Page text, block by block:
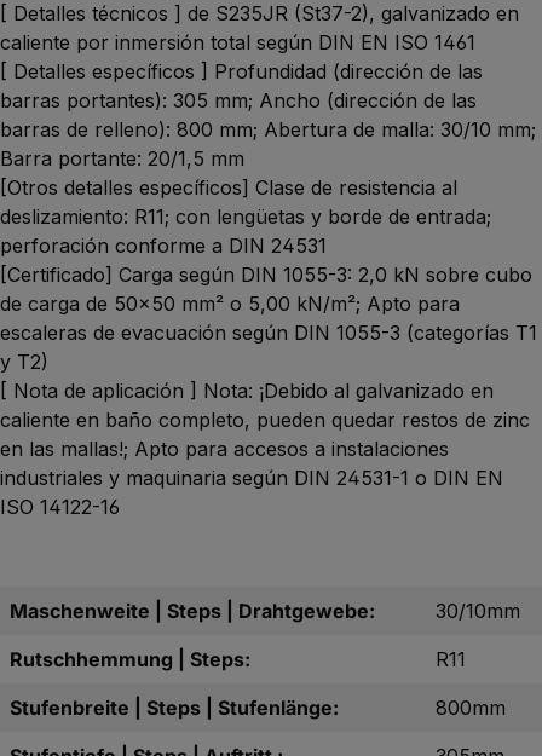
[ Detalles técnicos ] de S235JR (St37-2), galvanizado en
caliente por inmersión total según DIN EN ISO 1461
[ Detalles específicos ] Profundidad (dirección de las
barras portantes): 305 mm; Ancho (dirección de las
barras de relleno): 800 mm; Abertura de malla: 30/10 mm;
Barra portante: 20/1,5 mm
[Otros detalles específicos] Clase de resistencia al
deslizamiento: R11; con lengüetas y borde de entrada;
perforación conforme a DIN 24531
[Certificado] Carga según DIN 1055-3: 2,0 kN sobre cubo
de carga de 50x50 mm² o 5,00 kN/m²; Apto para
escaleras de evacuación según DIN 1055-3 (categorías T1
y T2)
[ Nota de aplicación ] Nota: ¡Debido al galvanizado en
caliente en baño completo, pueden quedar restos de zinc
en las mallas!; Apto para accesos a instalaciones
industriales y maquinaria según DIN 24531-1 o DIN EN
ISO 14122-16
Maschenweite | Steps | Drahtgewebe:
30/10mm
Rutschhemmung | Steps:
R11
Stufenbreite | Steps | Stufenlänge:
800mm